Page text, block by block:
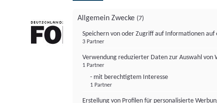
Allgemein Zwecke (7)
Speichern von oder Zugriff auf Informationen auf
3 Partner
Verwendung reduzierter Daten zur Auswahl von
1 Partner
- mit berechtigtem Interesse
1 Partner
Erstellung von Profilen für personalisierte
FONDS professionell